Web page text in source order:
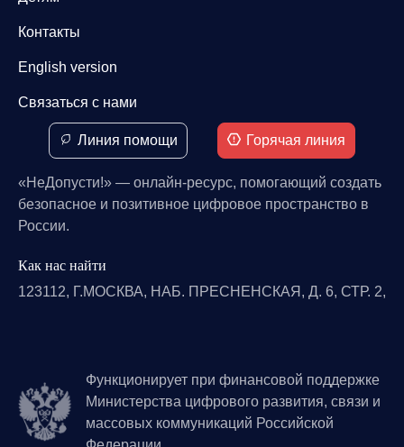
Контакты
English version
Связаться с нами
Линия помощи Горячая линия
«НеДопусти!» — онлайн-ресурс, помогающий создать
безопасное и позитивное цифровое пространство в
России.
Как нас найти
123112, Г.МОСКВА, НАБ. ПРЕСНЕНСКАЯ, Д. 6, СТР. 2,
Функционирует при финансовой поддержке
Министерства цифрового развития, связи и
массовых коммуникаций Российской